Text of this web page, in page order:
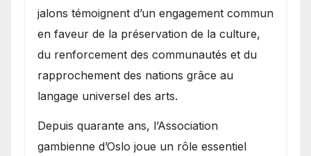
jalons témoignent d’un engagement commun
en faveur de la préservation de la culture,
du renforcement des communautés et du
rapprochement des nations grâce au
langage universel des arts.
​Depuis quarante ans, l’Association
gambienne d’Oslo joue un rôle essentiel